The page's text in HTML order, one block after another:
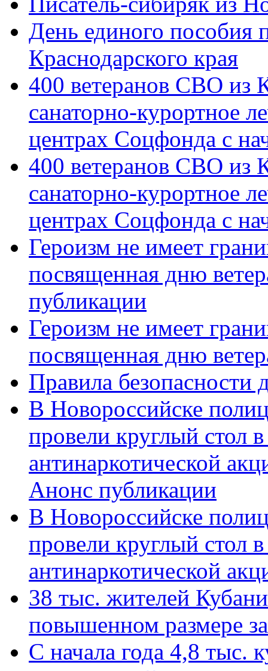
День единого пособия
Краснодарского края
400 ветеранов СВО из
санаторно-курортное
центрах Соцфонда с
400 ветеранов СВО из
санаторно-курортное
центрах Соцфонда с
Героизм не имеет
посвященная дню
публикации
Героизм не имеет
посвященная дню
Правила безопасности
В Новороссийске
провели круглый стол
антинаркотической
Анонс публикации
В Новороссийске
провели круглый стол
антинаркотической
38 тыс. жителей
повышенном размере
С начала года 4,8 тыс.